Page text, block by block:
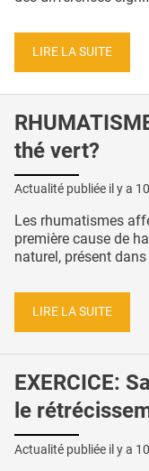
LIRE LA SUITE
thé vert?
Actualité publiée il y a
Les rhumatismes
première cause de
naturel, présent dans
LIRE LA SUITE
EXERCICE:
le
Actualité publiée il y a